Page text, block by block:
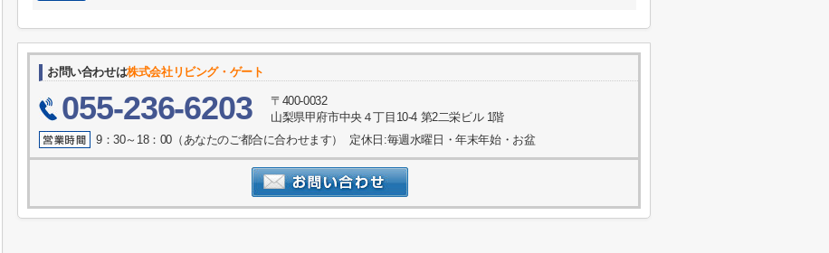
お問い合わせは株式会社リビング・ゲート
055-236-6203
〒400-0032
山梨県甲府市中央４丁目10-4 第2二栄ビル 1階
9：30～18：00（あなたのご都合に合わせます） 定休日:毎週水曜日・年末年始・お盆